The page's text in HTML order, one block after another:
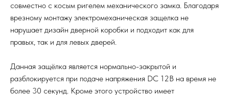
совместно с косым ригелем механического замка. Благодаря
врезному монтажу электромеханическая защелка не
нарушает дизайн дверной коробки и подходит как для
правых, так и для левых дверей.
Данная защёлка является нормально-закрытой и
разблокируется при подаче напряжения DC 12В на время не
более 30 секунд. Кроме этого устройство имеет